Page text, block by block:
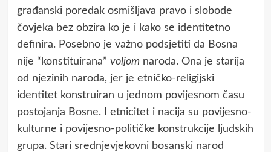
građanski poredak osmišljava pravo i slobode
čovjeka bez obzira ko je i kako se identitetno
definira. Posebno je važno podsjetiti da Bosna
nije “konstituirana” voljom naroda. Ona je starija
od njezinih naroda, jer je etničko-religijski
identitet konstruiran u jednom povijesnom času
postojanja Bosne. I etnicitet i nacija su povijesno-
kulturne i povijesno-političke konstrukcije ljudskih
grupa. Stari srednjevjekovni bosanski narod